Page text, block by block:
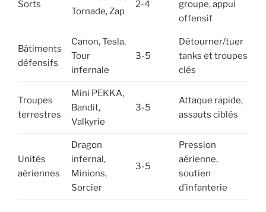
Sorts
Tornade, Zap
2-4
groupe, appui
offensif
Bâtiments
défensifs
Canon, Tesla,
Tour
infernale
3-5
Détourner/tuer
tanks et troupes
clés
Troupes
terrestres
Mini PEKKA,
Bandit,
Valkyrie
3-5
Attaque rapide,
assauts ciblés
Unités
aériennes
Dragon
infernal,
Minions,
Sorcier
3-5
Pression
aérienne,
soutien
d’infanterie